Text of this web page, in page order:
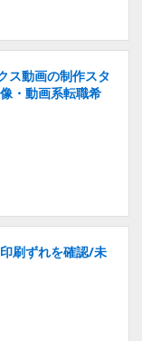
ス動画の制作スタ
・動画系転職希
刷ずれを確認/未